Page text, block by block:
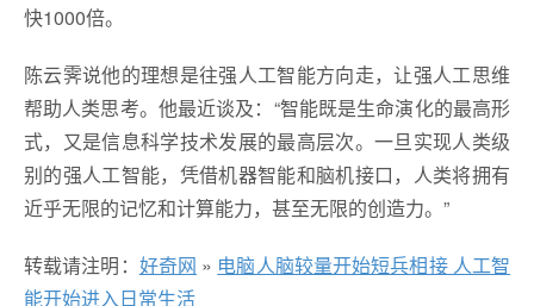
快1000倍。
陈云霁说他的理想是往强人工智能方向走，让强人工思维
帮助人类思考。他最近谈及：“智能既是生命演化的最高形
式，又是信息科学技术发展的最高层次。一旦实现人类级
别的强人工智能，凭借机器智能和脑机接口，人类将拥有
近乎无限的记忆和计算能力，甚至无限的创造力。”
转载请注明： 好奇网 » 电脑人脑较量开始短兵相接 人工智
能开始进入日常生活